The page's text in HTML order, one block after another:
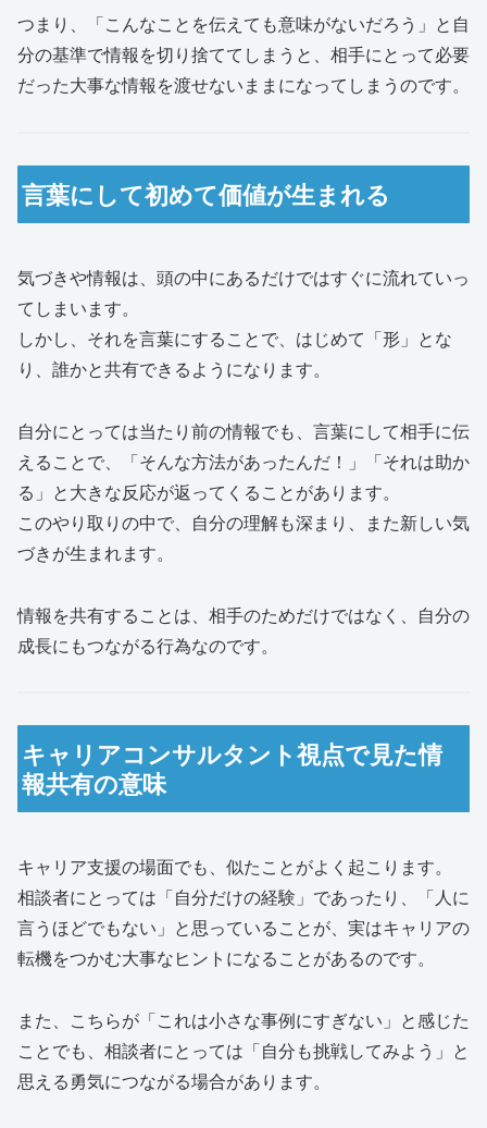
つまり、「こんなことを伝えても意味がないだろう」と自
分の基準で情報を切り捨ててしまうと、相手にとって必要
だった大事な情報を渡せないままになってしまうのです。
言葉にして初めて価値が生まれる
気づきや情報は、頭の中にあるだけではすぐに流れていっ
てしまいます。
しかし、それを言葉にすることで、はじめて「形」とな
り、誰かと共有できるようになります。
自分にとっては当たり前の情報でも、言葉にして相手に伝
えることで、「そんな方法があったんだ！」「それは助か
る」と大きな反応が返ってくることがあります。
このやり取りの中で、自分の理解も深まり、また新しい気
づきが生まれます。
情報を共有することは、相手のためだけではなく、自分の
成長にもつながる行為なのです。
キャリアコンサルタント視点で見た情
報共有の意味
キャリア支援の場面でも、似たことがよく起こります。
相談者にとっては「自分だけの経験」であったり、「人に
言うほどでもない」と思っていることが、実はキャリアの
転機をつかむ大事なヒントになることがあるのです。
また、こちらが「これは小さな事例にすぎない」と感じた
ことでも、相談者にとっては「自分も挑戦してみよう」と
思える勇気につながる場合があります。